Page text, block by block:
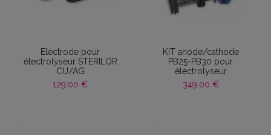
Electrode pour
électrolyseur STERILOR
CU/AG
129,00 €
KIT anode/cathode
PB25-PB30 pour
électrolyseur
349,00 €